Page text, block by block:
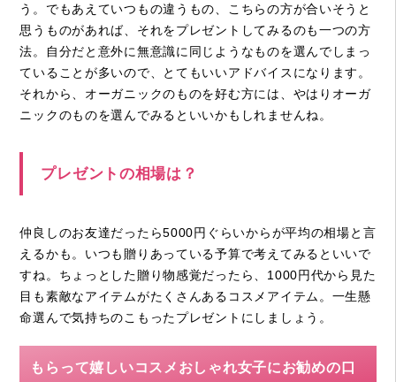
う。でもあえていつもの違うもの、こちらの方が合いそうと
思うものがあれば、それをプレゼントしてみるのも一つの方
法。自分だと意外に無意識に同じようなものを選んでしまっ
ていることが多いので、とてもいいアドバイスになります。
それから、オーガニックのものを好む方には、やはりオーガ
ニックのものを選んでみるといいかもしれませんね。
プレゼントの相場は？
仲良しのお友達だったら5000円ぐらいからが平均の相場と言
えるかも。いつも贈りあっている予算で考えてみるといいで
すね。ちょっとした贈り物感覚だったら、1000円代から見た
目も素敵なアイテムがたくさんあるコスメアイテム。一生懸
命選んで気持ちのこもったプレゼントにしましょう。
もらって嬉しいコスメおしゃれ女子にお勧めの口